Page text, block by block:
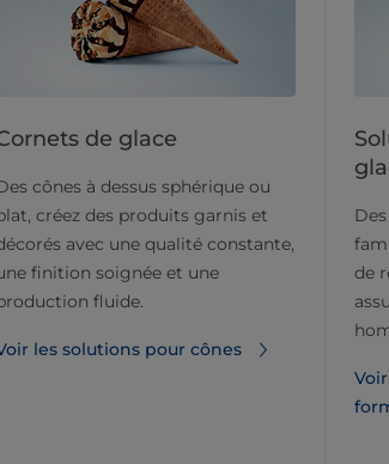
de glace
cônes à dessus sphérique ou
créez des produits garnis et
avec une qualité constante,
finition soignée et une
fluide.
les solutions pour cônes
de